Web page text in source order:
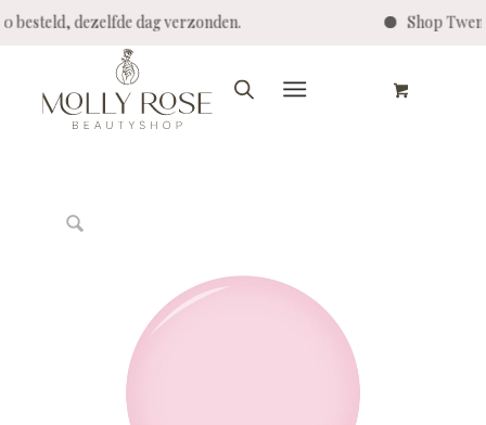
besteld, dezelfde dag verzonden. Shop